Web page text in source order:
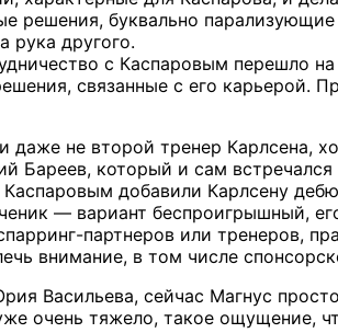
решения, буквально
рука другого.
с Каспаровым перешло
связанные с его карьерой.
даже не второй тренер Карлсена,
Бареев, который и сам
добавили Карлсену
— вариант беспроигрышный,
партнеров или тренеров,
внимание, в том числе
Васильева, сейчас Магнус
очень тяжело, такое ощущение,